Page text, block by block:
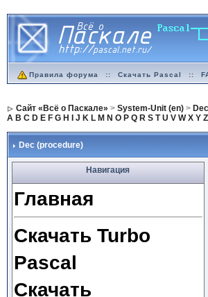
Правила форума :: Скачать Pascal ::
Сайт «Всё о Паскале» > System-Unit (en)>
A B C D E F G H J K L M N O P Q R S T U V W X Y Z
Dec (procedure)
Навигация
Главная
Скачать Turbo
Pascal
Скачать